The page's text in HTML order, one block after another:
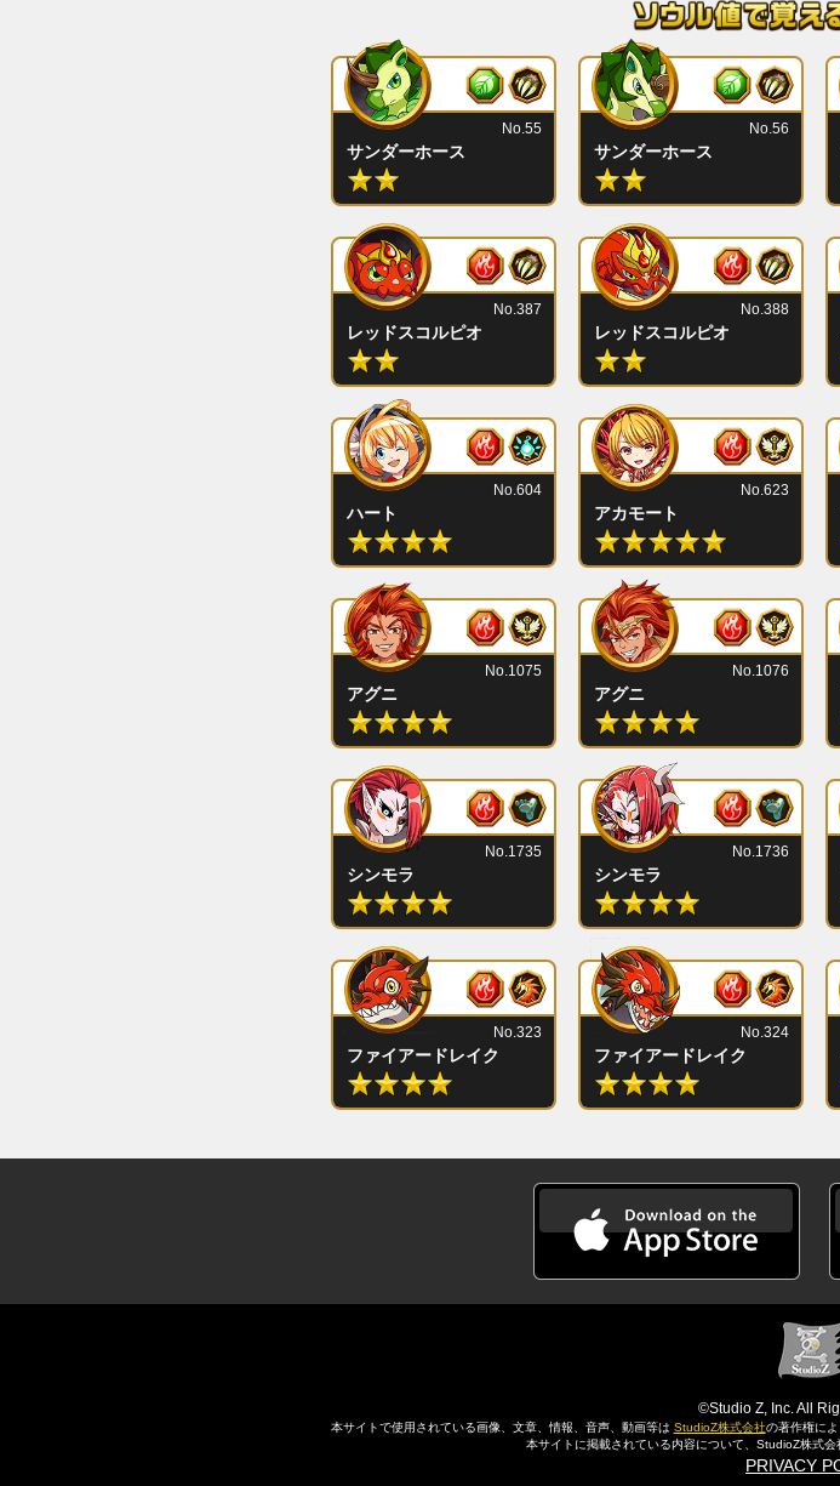
サンダーホース
No.55
サンダーホース
No.56
レッドスコルピオ
No.387
レッドスコルピオ
No.388
ハート
No.604
アカモート
No.623
アグニ
No.1075
アグニ
No.1076
シンモラ
No.1735
シンモラ
No.1736
ファイアードレイク
No.323
ファイアードレイク
No.324
©Studio Z, Inc. All
本サイトで使用されている画像、文章、情報、音声、動画等は StudioZ株式会社の著作権によ
本サイトに掲載されている内容について、StudioZ株式会
PRIVACY